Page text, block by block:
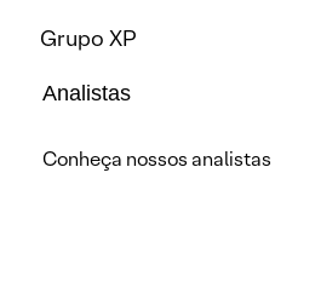
Grupo XP
Analistas
Conheça nossos analistas